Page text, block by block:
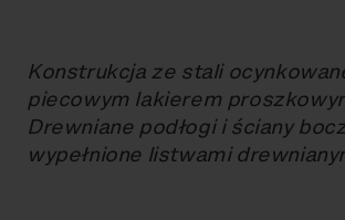
Konstrukcja ze stali
piecowym lakierem
Drewniane podłogi i ściany
wypełnione listwami